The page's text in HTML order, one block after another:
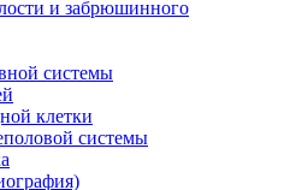
и забрюшинного
системы
клетки
системы